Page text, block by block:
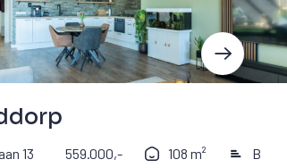
13 559.000,- 108 m² B